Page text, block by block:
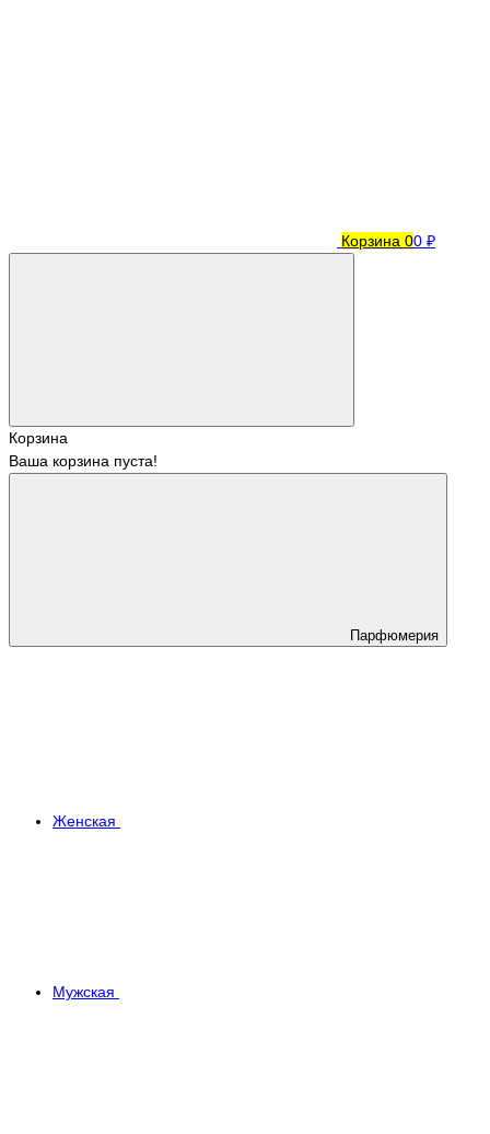
Корзина 00 ₽
Корзина
Ваша корзина пуста!
Парфюмерия
Женская
Мужская